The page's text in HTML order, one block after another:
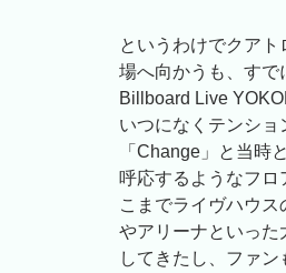
というわけでクア
場へ向かうも、すで
Billboard Live
いつになくテンシ
「Change」と当時
呼応するようなフロ
こまでライヴハウ
やアリーナといった
してきたし、ファ